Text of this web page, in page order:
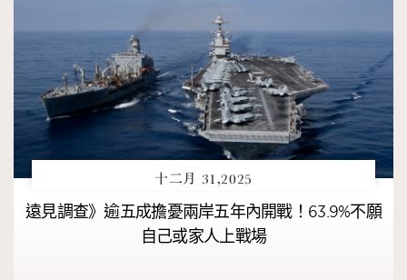
十二月 31,2025
遠見調查》逾五成擔憂兩岸五年內開戰！63.9%不願
自己或家人上戰場